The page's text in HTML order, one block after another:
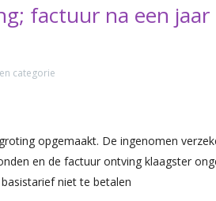
factuur na een jaar
categorie
opgemaakt. De ingenomen
en de factuur ontving klaagster
niet te betalen